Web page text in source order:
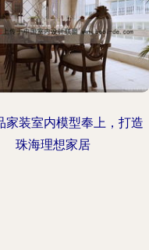
家装室内模型奉上，打造
珠海理想家居